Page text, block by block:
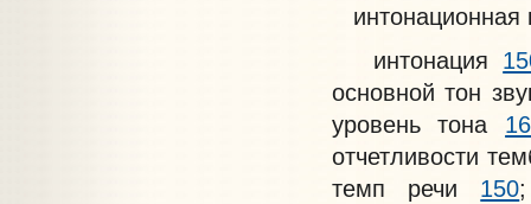
интонационная
интонация
основной тон
уровень тона
отчетливости
темп речи 150